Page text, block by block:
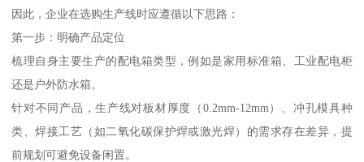
因此，企业在选购生产线时应遵循以下思路：
第一步：明确产品定位
梳理自身主要生产的配电箱类型，例如是家用标准箱、工业配电柜
还是户外防水箱。
针对不同产品，生产线对板材厚度（0.2mm-12mm）、冲孔模具种
类、焊接工艺（如二氧化碳保护焊或激光焊）的需求存在差异，提
前规划可避免设备闲置。